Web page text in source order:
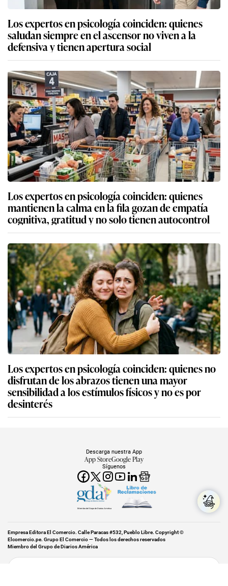
Los expertos en psicología coinciden: quienes
saludan siempre en el ascensor no viven a la
defensiva y tienen apertura social
Los expertos en psicología coinciden: quienes
mantienen la calma en la fila gozan de empatía
cognitiva, gratitud y no solo tienen autocontrol
Los expertos en psicología coinciden: quienes no
disfrutan de los abrazos tienen una mayor
sensibilidad a los estímulos físicos y no es por
desinterés
Síguenos
Descarga nuestra App
App StoreGoogle Play
Miembro del Grupo de Diarios América
Empresa Editora El Comercio. Calle Paracas #532, Pueblo Libre. Copyright ©
Elcomercio.pe. Grupo El Comercio — Todos los derechos reservados
Miembro del Grupo de Diarios América